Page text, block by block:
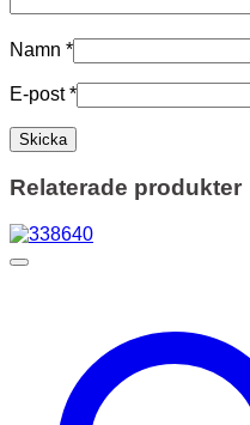
Namn *
E-post*
Relaterade produkter